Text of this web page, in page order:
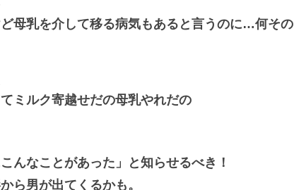
母乳を介して移る病気もあると言うのに…何その
ミルク寄越せだの母乳やれだの
んなことがあった」と知らせるべき！
ら男が出てくるかも。